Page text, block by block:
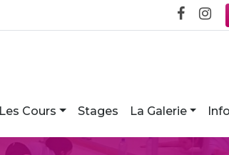
Les Cours Stages La Galerie